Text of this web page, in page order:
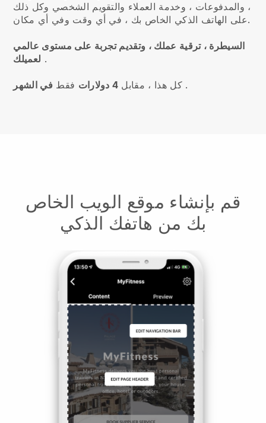
، والمدفوعات ، وخدمة العملاء والتقويم الشخصي وكل ذلك
على الهاتف الذكي الخاص بك ، في أي وقت وفي أي مكان.
السيطرة ، ترقية عملك ، وتقديم تجربة على مستوى عالمي
لعميلك .
كل هذا ، مقابل 4 دولارات فقط في الشهر .
قم بإنشاء موقع الويب الخاص
بك من هاتفك الذكي